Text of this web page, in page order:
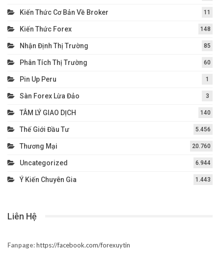
Kiến Thức Cơ Bản Về Broker 11
Kiến Thức Forex 148
Nhận Định Thị Trường 85
Phân Tích Thị Trường 60
Pin Up Peru 1
Sàn Forex Lừa Đảo 3
TÂM LÝ GIAO DỊCH 140
Thế Giới Đầu Tư 5.456
Thương Mại 20.760
Uncategorized 6.944
Ý Kiến Chuyên Gia 1.443
Liên Hệ
Fanpage:https://facebook.com/forexuytin